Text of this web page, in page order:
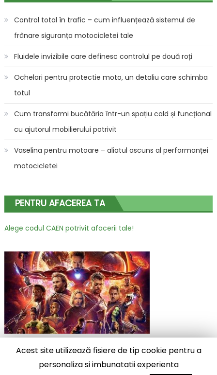
Control total în trafic – cum influențează sistemul de
frânare siguranța motocicletei tale
Fluidele invizibile care definesc controlul pe două roți
Ochelari pentru protectie moto, un detaliu care schimba
totul
Cum transformi bucătăria într-un spațiu cald și funcțional
cu ajutorul mobilierului potrivit
Vaselina pentru motoare – aliatul ascuns al performanței
motocicletei
PENTRU AFACEREA TA
Alege codul CAEN potrivit afacerii tale!
2025 stiridiverse.net|Eggnews byTheme Egg
Acest site utilizează fisiere de tip cookie pentru a
personaliza si imbunatatii experienta